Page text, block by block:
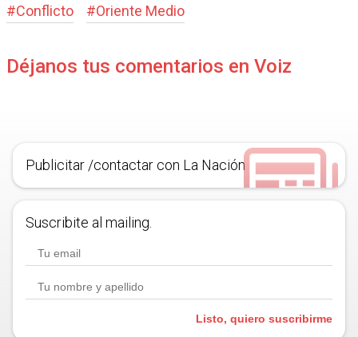
#Conflicto #Oriente Medio
Déjanos tus comentarios en Voiz
Publicitar /contactar con La Nación
Suscribite al mailing.
Listo, quiero suscribirme